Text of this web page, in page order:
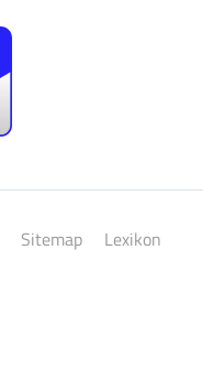
Sitemap
Lexikon